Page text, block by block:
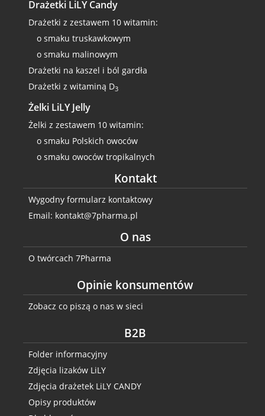
Drażetki LiLY Candy
Drażetki z zestawem 10 witamin:
o smaku truskawkowym
o smaku malinowym
Drażetki na kaszel i ból gardła
Drażetki z witaminą D3
Żelki LiLY Jelly
Żelki z zestawem 10 witamin:
o smaku Polskich owoców
o smaku owoców tropikalnych
Kontakt
Wygodny formularz kontaktowy
Email: kontakt@7pharma.pl
O nas
O twórcach 7Pharma
Opinie konsumentów
Zobacz co piszą o nas w sieci
B2B
Folder informacyjny
Zdjęcia lizaków LiLY
Zdjęcia drażetek LiLY CANDY
Opisy produktów